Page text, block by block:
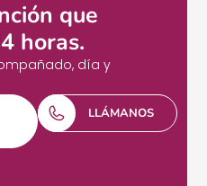
que
horas.
día y
LLÁMANOS